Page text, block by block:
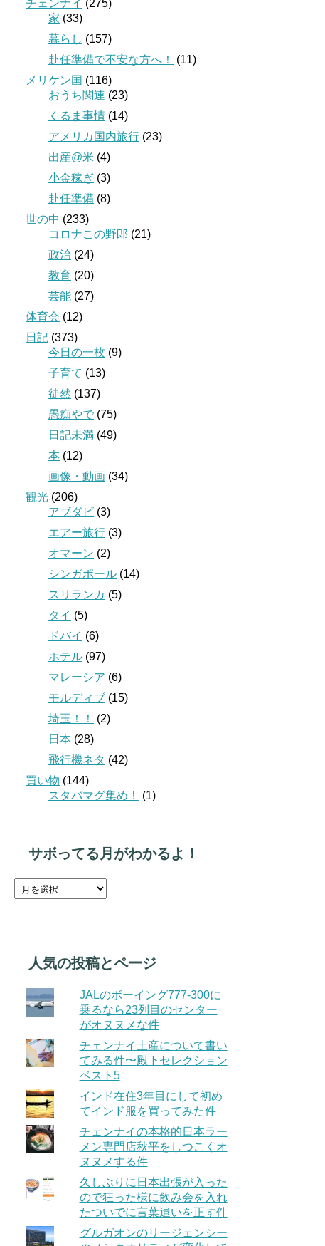
チェンナイ (275)
家 (33)
暮らし (157)
赴任準備で不安な方へ！
(11)
メリケン国 (116)
おうち関連 (23)
くるま事情 (14)
アメリカ国内旅行 (23)
出産@米 (4)
小金稼ぎ (3)
赴任準備 (8)
世の中 (233)
コロナこの野郎 (21)
政治 (24)
教育 (20)
芸能 (27)
体育会 (12)
日記 (373)
今日の一枚 (9)
子育て (13)
徒然 (137)
愚痴やで (75)
日記未満 (49)
本 (12)
画像・動画 (34)
観光 (206)
アブダビ (3)
エアー旅行 (3)
オマーン (2)
シンガポール (14)
スリランカ (5)
タイ (5)
ドバイ (6)
ホテル (97)
マレーシア (6)
モルディブ (15)
埼玉！！
(2)
日本 (28)
飛行機ネタ (42)
買い物 (144)
スタバマグ集め！
(1)
サボってる月がわかるよ！
人気の投稿とページ
JALのボーイング777-300に
乗るなら23列目のセンター
がオヌヌメな件
チェンナイ土産について書い
てみる件〜殿下セレクション
ベスト5
インド在住3年目にして初め
てインド服を買ってみた件
チェンナイの本格的日本ラー
メン専門店秋平をしつこくオ
ヌヌメする件
久しぶりに日本出張が入った
ので狂った様に飲み会を入れ
たついでに言葉遣いを正す件
グルガオンのリージェンシー